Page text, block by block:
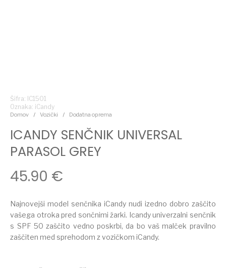
Domov / Vozički / Dodatna oprema
ICANDY SENČNIK UNIVERSAL
PARASOL GREY
45.90 €
Najnovejši model senčnika iCandy nudi izedno dobro zaščito
vašega otroka pred sončnimi žarki. Icandy univerzalni senčnik
s SPF 50 zaščito vedno poskrbi, da bo vaš malček pravilno
zaščiten med sprehodom z vozičkom iCandy.
Šifra: IC1501
Oznaka: iCandy